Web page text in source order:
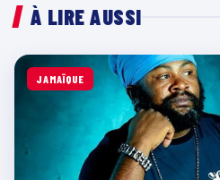
À LIRE AUSSI
JAMAÏQUE